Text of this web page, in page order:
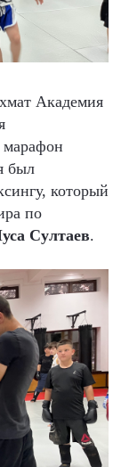
Академия
марафон
был
который
по
Султаев.